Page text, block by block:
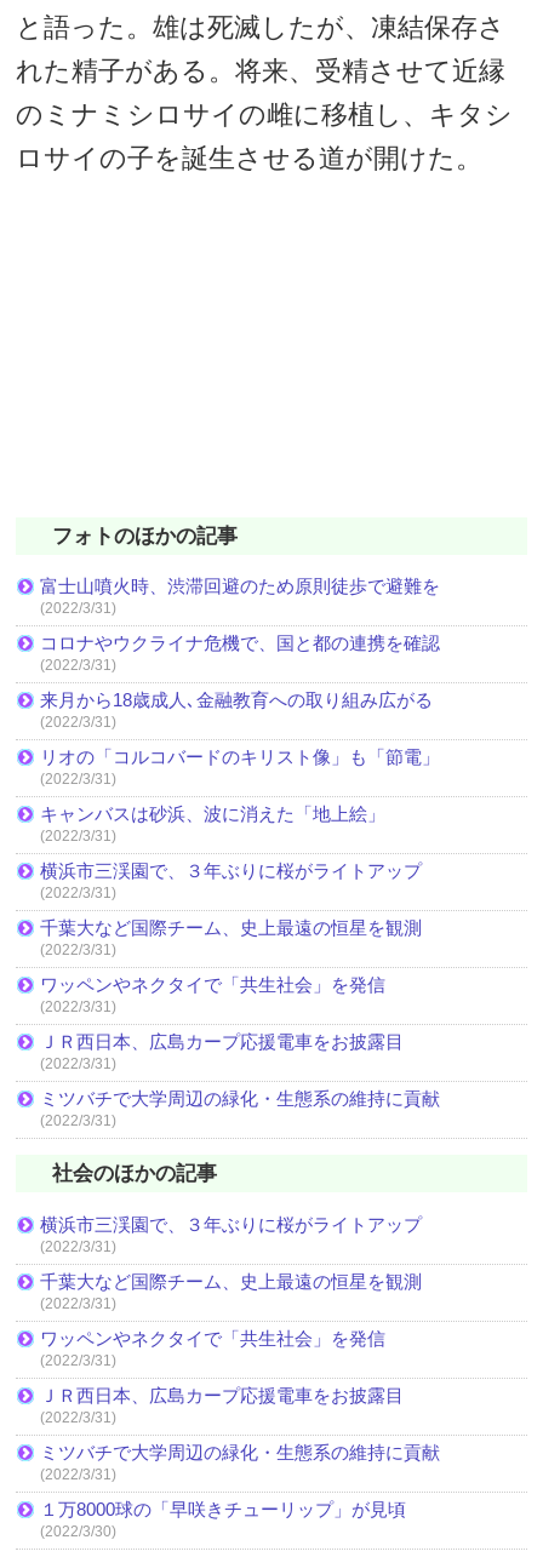
と語った。雄は死滅したが、凍結保存さ
れた精子がある。将来、受精させて近縁
のミナミシロサイの雌に移植し、キタシ
ロサイの子を誕生させる道が開けた。
フォトのほかの記事
富士山噴火時、渋滞回避のため原則徒歩で避難を
(2022/3/31)
コロナやウクライナ危機で、国と都の連携を確認
(2022/3/31)
来月から18歳成人､金融教育への取り組み広がる
(2022/3/31)
リオの「コルコバードのキリスト像」も「節電」
(2022/3/31)
キャンバスは砂浜、波に消えた「地上絵」
(2022/3/31)
横浜市三渓園で、３年ぶりに桜がライトアップ
(2022/3/31)
千葉大など国際チーム、史上最遠の恒星を観測
(2022/3/31)
ワッペンやネクタイで「共生社会」を発信
(2022/3/31)
ＪＲ西日本、広島カープ応援電車をお披露目
(2022/3/31)
ミツバチで大学周辺の緑化・生態系の維持に貢献
(2022/3/31)
社会のほかの記事
横浜市三渓園で、３年ぶりに桜がライトアップ
(2022/3/31)
千葉大など国際チーム、史上最遠の恒星を観測
(2022/3/31)
ワッペンやネクタイで「共生社会」を発信
(2022/3/31)
ＪＲ西日本、広島カープ応援電車をお披露目
(2022/3/31)
ミツバチで大学周辺の緑化・生態系の維持に貢献
(2022/3/31)
１万8000球の「早咲きチューリップ」が見頃
(2022/3/30)